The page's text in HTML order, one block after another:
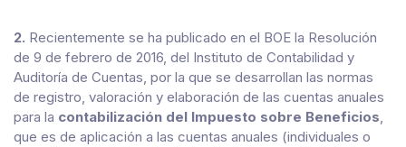
2. Recientemente se ha publicado en el BOE la Resolución
de 9 de febrero de 2016, del Instituto de Contabilidad y
Auditoría de Cuentas, por la que se desarrollan las normas
de registro, valoración y elaboración de las cuentas anuales
para la contabilización del Impuesto sobre Beneficios,
que es de aplicación a las cuentas anuales (individuales o